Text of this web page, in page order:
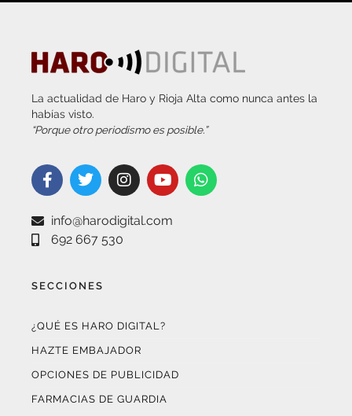
La actualidad de Haro y Rioja Alta como nunca antes la
habías visto.
“Porque otro periodismo es posible.”
info@harodigital.com
692 667 530
SECCIONES
¿QUÉ ES HARO DIGITAL?
HAZTE EMBAJADOR
OPCIONES DE PUBLICIDAD
FARMACIAS DE GUARDIA